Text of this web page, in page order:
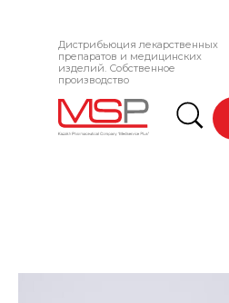
Дистрибьюция лекарственных
препаратов и медицинских
изделий. Собственное
производство